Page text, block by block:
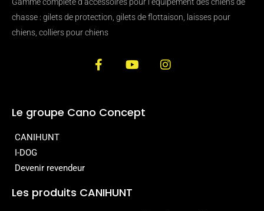
chasse : gilets de protection, gilets de flottaison, laisses pour
chiens, colliers pour chiens
Le groupe Cano Concept
CANIHUNT
I-DOG
Devenir revendeur
Les produits CANIHUNT